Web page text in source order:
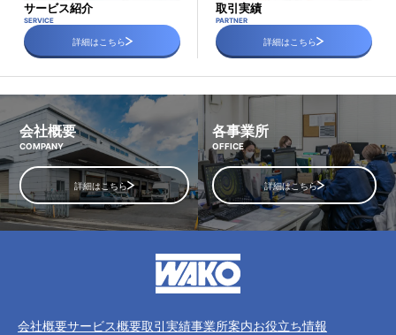
サービス紹介
SERVICE
詳細はこちら
取引実績
PARTNER
詳細はこちら
会社概要
COMPANY
詳細はこちら
各事業所
OFFICE
詳細はこちら
会社概要サービス概要取引実績事業所案内お役立ち情報